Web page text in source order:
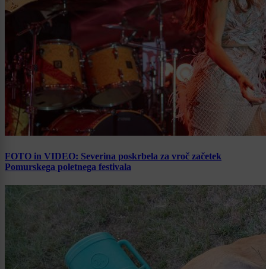
FOTO in VIDEO: Severina poskrbela za vroč začetek
Pomurskega poletnega festivala